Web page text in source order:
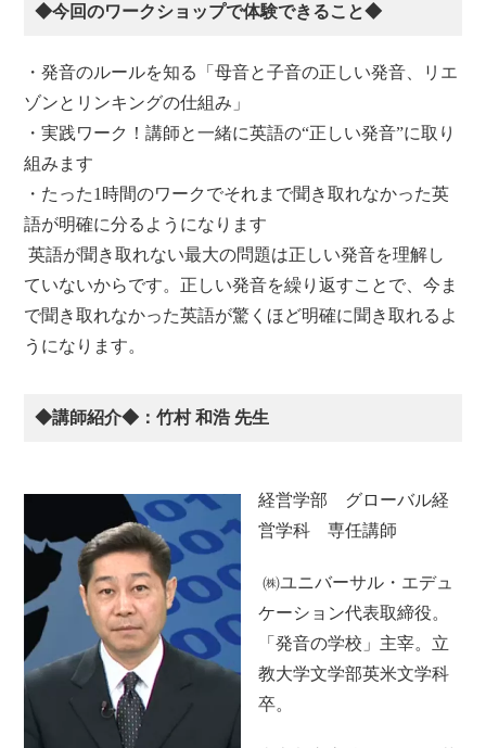
◆今回のワークショップで体験できること◆
・発音のルールを知る「母音と子音の正しい発音、リエ
ゾンとリンキングの仕組み」
・実践ワーク！講師と一緒に英語の“正しい発音”に取り
組みます
・たった1時間のワークでそれまで聞き取れなかった英
語が明確に分るようになります
英語が聞き取れない最大の問題は正しい発音を理解し
ていないからです。正しい発音を繰り返すことで、今ま
で聞き取れなかった英語が驚くほど明確に聞き取れるよ
うになります。
◆講師紹介◆：竹村 和浩 先生
経営学部 グローバル経
営学科 専任講師
㈱ユニバーサル・エデュ
ケーション代表取締役。
「発音の学校」主宰。立
教大学文学部英米文学科
卒。